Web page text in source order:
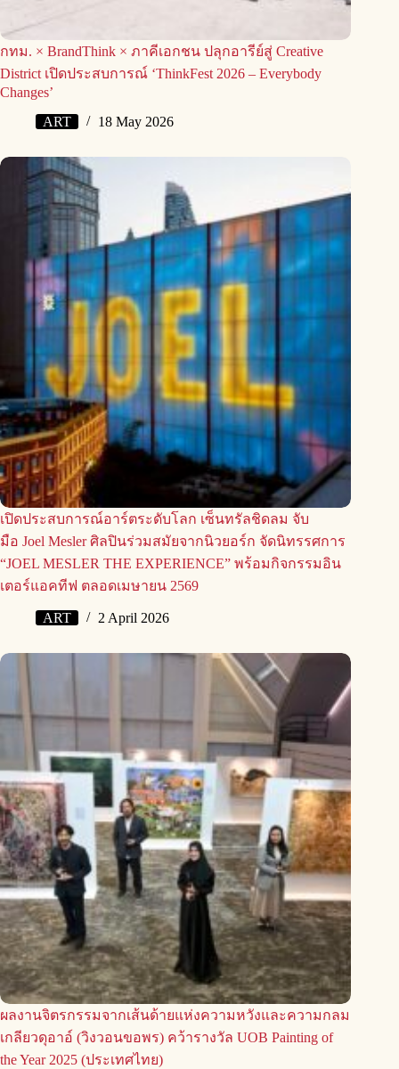
กทม. × BrandThink × ภาคีเอกชน ปลุกอารีย์สู่ Creative
District เปิดประสบการณ์ ‘ThinkFest 2026 – Everybody
Changes’
ART
18 May 2026
เปิดประสบการณ์อาร์ตระดับโลก เซ็นทรัลชิดลม จับ
มือ Joel Mesler ศิลปินร่วมสมัยจากนิวยอร์ก จัดนิทรรศการ
“JOEL MESLER THE EXPERIENCE” พร้อมกิจกรรมอิน
เตอร์แอคทีฟ ตลอดเมษายน 2569
ART 2 April 2026
ผลงานจิตรกรรมจากเส้นด้ายแห่งความหวังและความกลม
เกลียวดุอาอ์ (วิงวอนขอพร) คว้ารางวัล UOB Painting of
the Year 2025 (ประเทศไทย)